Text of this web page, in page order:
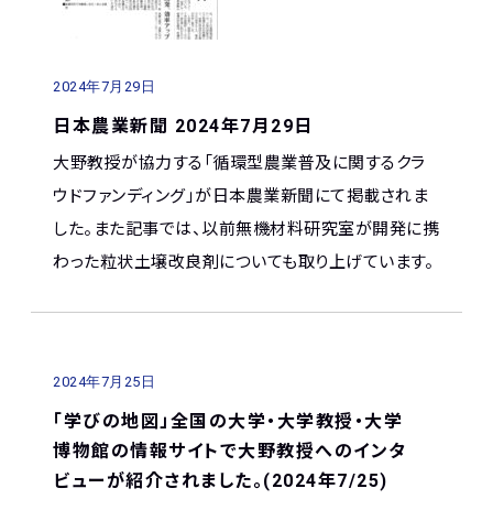
2024年7月29日
日本農業新聞 2024年7月29日
大野教授が協力する「循環型農業普及に関するクラ
ウドファンディング」が日本農業新聞にて掲載されま
した。また記事では、以前無機材料研究室が開発に携
わった粒状土壌改良剤についても取り上げています。
2024年7月25日
「学びの地図」全国の大学・大学教授・大学
博物館の情報サイトで大野教授へのインタ
ビューが紹介されました。(2024年7/25)